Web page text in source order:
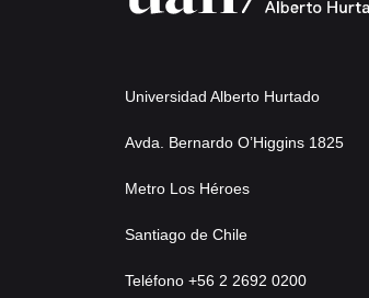
Universidad Alberto Hurtado
Avda. Bernardo O’Higgins 1825
Metro Los Héroes
Santiago de Chile
Teléfono +56 2 2692 0200